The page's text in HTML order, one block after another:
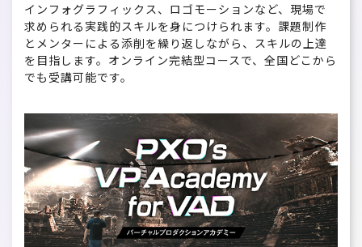
インフォグラフィックス、ロゴモーションなど、現場で
求められる実践的スキルを身につけられます。課題制作
とメンターによる添削を繰り返しながら、スキルの上達
を目指します。オンライン完結型コースで、全国どこから
でも受講可能です。